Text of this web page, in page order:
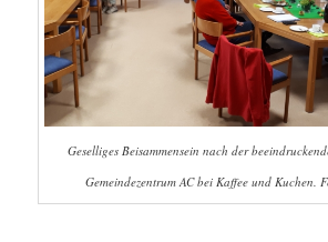
Geselliges Beisammensein nach der
Gemeindezentrum AC bei Kaffee und Kuchen.